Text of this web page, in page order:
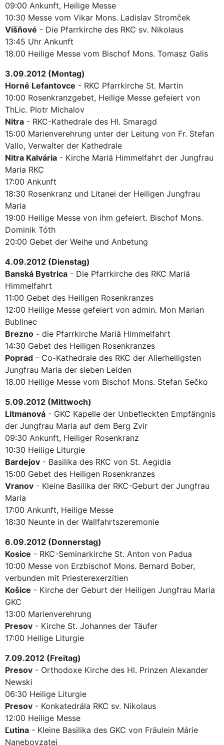
09:00 Ankunft, Heilige Messe
10:30 Messe vom Vikar Mons. Ladislav Stromček
Višňové - Die Pfarrkirche des RKC sv. Nikolaus
13:45 Uhr Ankunft
18.00 Heilige Messe vom Bischof Mons. Tomasz Galis
3.09.2012 (Montag)
Horné Lefantovce - RKC Pfarrkirche St. Martin
10:00 Rosenkranzgebet, Heilige Messe gefeiert von
ThLic. Piotr Michalov
Nitra - RKC-Kathedrale des Hl. Smaragd
15:00 Marienverehrung unter der Leitung von Fr. Stefan
Vallo, Verwalter der Kathedrale
Nitra Kalvária - Kirche Mariä Himmelfahrt der Jungfrau
Maria RKC
17:00 Ankunft
18:30 Rosenkranz und Litanei der Heiligen Jungfrau
Maria
19:00 Heilige Messe von ihm gefeiert. Bischof Mons.
Dominik Tóth
20:00 Gebet der Weihe und Anbetung
4.09.2012 (Dienstag)
Banská Bystrica - Die Pfarrkirche des RKC Mariä
Himmelfahrt
11:00 Gebet des Heiligen Rosenkranzes
12:00 Heilige Messe gefeiert von admin. Mon Marian
Bublinec
Brezno - die Pfarrkirche Mariä Himmelfahrt
14:30 Gebet des Heiligen Rosenkranzes
Poprad - Co-Kathedrale des RKC der Allerheiligsten
Jungfrau Maria der sieben Leiden
18.00 Heilige Messe vom Bischof Mons. Stefan Sečko
5.09.2012 (Mittwoch)
Litmanová - GKC Kapelle der Unbefleckten Empfängnis
der Jungfrau Maria auf dem Berg Zvir
09:30 Ankunft, Heiliger Rosenkranz
10:30 Heilige Liturgie
Bardejov - Basilika des RKC von St. Aegidia
15:00 Gebet des Heiligen Rosenkranzes
Vranov - Kleine Basilika der RKC-Geburt der Jungfrau
Maria
17:00 Ankunft, Heilige Messe
18:30 Neunte in der Wallfahrtszeremonie
6.09.2012 (Donnerstag)
Kosice - RKC-Seminarkirche St. Anton von Padua
10:00 Messe von Erzbischof Mons. Bernard Bober,
verbunden mit Priesterexerzitien
Košice - Kirche der Geburt der Heiligen Jungfrau Maria
GKC
13:00 Marienverehrung
Presov - Kirche St. Johannes der Täufer
17:00 Heilige Liturgie
7.09.2012 (Freitag)
Presov - Orthodoxe Kirche des Hl. Prinzen Alexander
Newski
06:30 Heilige Liturgie
Presov - Konkatedrála RKC sv. Nikolaus
12:00 Heilige Messe
Ľutina - Kleine Basilika des GKC von Fräulein Márie
Nanebovzatej